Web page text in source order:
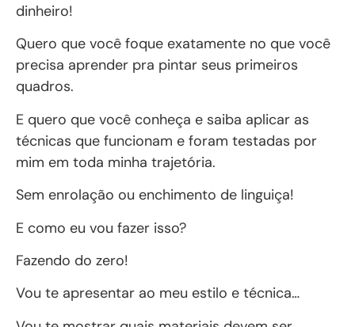
dinheiro!
Quero que você foque exatamente no que você
precisa aprender pra pintar seus primeiros
quadros.
E quero que você conheça e saiba aplicar as
técnicas que funcionam e foram testadas por
mim em toda minha trajetória.
Sem enrolação ou enchimento de linguiça!
E como eu vou fazer isso?
Fazendo do zero!
Vou te apresentar ao meu estilo e técnica…